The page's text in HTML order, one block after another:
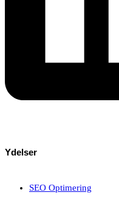
Ydelser
SEO Optimering